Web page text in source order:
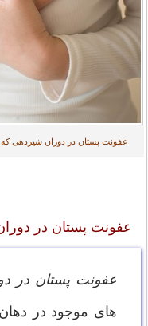
عفونت پستان در دوران شیردهی
عفونت پستان در
عفونت پستان در
های موجود در